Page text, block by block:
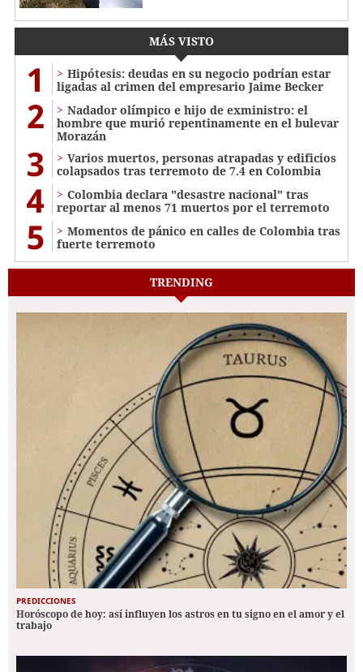
MÁS VISTO
1
Hipótesis: deudas en su negocio podrían estar
ligadas al crimen del empresario Jaime Becker
2
Nadador olímpico e hijo de exministro: el
hombre que murió repentinamente en el bulevar
Morazán
3
Varios muertos, personas atrapadas y edificios
colapsados tras terremoto de 7.4 en Colombia
4
Colombia declara "desastre nacional" tras
reportar al menos 71 muertos por el terremoto
5
Momentos de pánico en calles de Colombia tras
fuerte terremoto
TRENDING
PREDICCIONES
Horóscopo de hoy: así influyen los astros en tu signo en el amor y el
trabajo